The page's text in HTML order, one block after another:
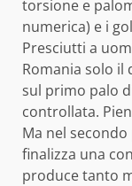
torsione e
numerica) e i
Presciutti a
Romania solo il
sul primo palo
controllata.
Ma nel
finalizza una
produce tanto